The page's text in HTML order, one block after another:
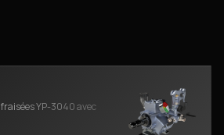
YP-3040 avec